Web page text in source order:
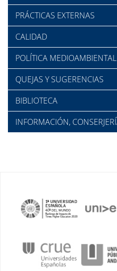
PRÁCTICAS EXTERNAS
CALIDAD
POLÍTICA MEDIOAMBIENTAL
QUEJAS Y SUGERENCIAS
BIBLIOTECA
INFORMACIÓN,